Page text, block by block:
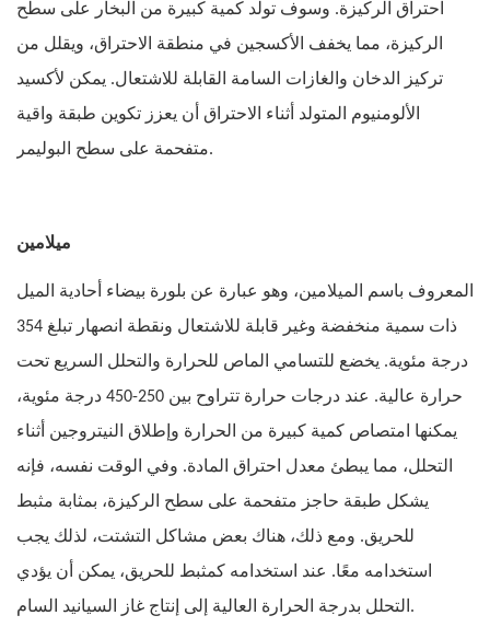
احتراق الركيزة. وسوف تولد كمية كبيرة من البخار على سطح
الركيزة، مما يخفف الأكسجين في منطقة الاحتراق، ويقلل من
تركيز الدخان والغازات السامة القابلة للاشتعال. يمكن لأكسيد
الألومنيوم المتولد أثناء الاحتراق أن يعزز تكوين طبقة واقية
متفحمة على سطح البوليمر.
ميلامين
المعروف باسم الميلامين، وهو عبارة عن بلورة بيضاء أحادية الميل
ذات سمية منخفضة وغير قابلة للاشتعال ونقطة انصهار تبلغ 354
درجة مئوية. يخضع للتسامي الماص للحرارة والتحلل السريع تحت
حرارة عالية. عند درجات حرارة تتراوح بين 250-450 درجة مئوية،
يمكنها امتصاص كمية كبيرة من الحرارة وإطلاق النيتروجين أثناء
التحلل، مما يبطئ معدل احتراق المادة. وفي الوقت نفسه، فإنه
يشكل طبقة حاجز متفحمة على سطح الركيزة، بمثابة مثبط
للحريق. ومع ذلك، هناك بعض مشاكل التشتت، لذلك يجب
استخدامه معًا. عند استخدامه كمثبط للحريق، يمكن أن يؤدي
التحلل بدرجة الحرارة العالية إلى إنتاج غاز السيانيد السام.